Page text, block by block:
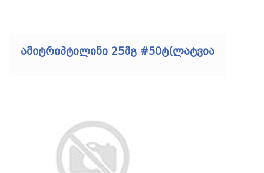
ამიტრიპტილინი 25მგ #50ტ(ლატვია